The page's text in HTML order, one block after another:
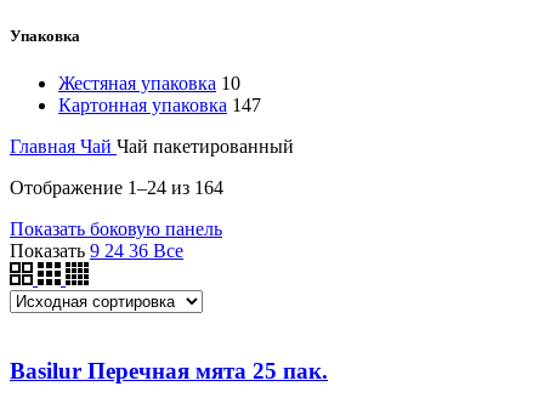
Упаковка
Жестяная упаковка 10
Картонная упаковка 147
Главная Чай Чай пакетированный
Отображение 1–24 из 164
Показать боковую панель
Показать 9 24 36 Все
Basilur Перечная мята 25 пак.